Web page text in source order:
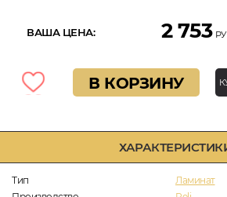
Тип
Ламинат
ВАША ЦЕНА: 2 753
В КОРЗИНУ